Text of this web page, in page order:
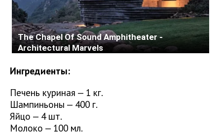
Ингредиенты:
Печень куриная — 1 кг.
Шампиньоны — 400 г.
Яйцо — 4 шт.
Молоко — 100 мл.